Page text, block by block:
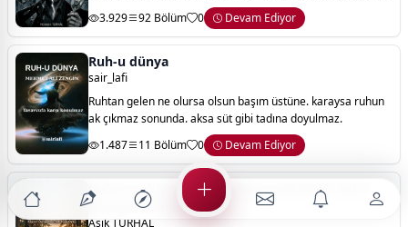
soğuk zirvelerine yapılmış bir yolculuktur. narsistlik
hikayeler, bir insanın kendi
3.929 92 Bölüm 0 Devam Ediyor
Ruh-u dünya
sair_lafi
Ruhtan gelen ne olursa olsun başım üstüne. karaysa ruhun
ak çıkmaz sonunda. aksa süt gibi tadına doyulmaz.
1.487
11 Bölüm 0 Devam Ediyor
Kafana takma kişisel gelişim psikolojik öykü
hüseyin turhal
Aşık TURHAL